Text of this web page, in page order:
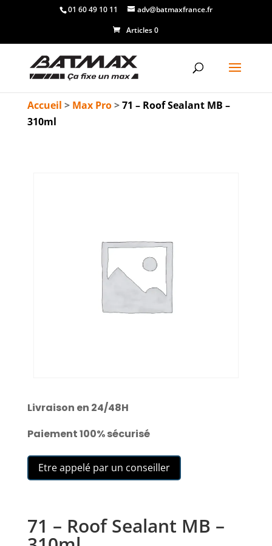
01 60 49 10 11
adv@batmaxfrance.fr
Articles 0
Accueil > Max Pro>71 – Roof Sealant MB –
310ml
Livraison en 24/48H
Paiement 100% sécurisé
Etre appelé par un conseiller
71 – Roof Sealant MB –